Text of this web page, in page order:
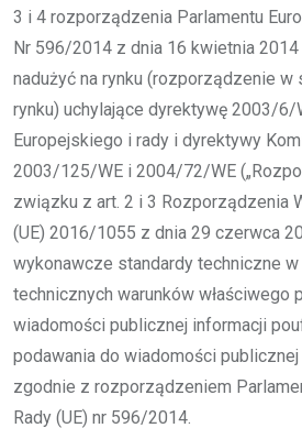
3 i 4 rozporządzenia Parlamentu
Nr 596/2014 z dnia 16 kwietnia
nadużyć na rynku (rozporządzenie w
rynku) uchylające dyrektywę 2003/6/
Europejskiego i rady i dyrektywy
2003/125/WE i 2004/72/WE
związku z art. 2 i 3 Rozporządzenia
(UE) 2016/1055 z dnia 29 czerwca
wykonawcze standardy techniczne
technicznych warunków właściwego
wiadomości publicznej informacji
podawania do wiadomości
zgodnie z rozporządzeniem
Rady (UE) nr 596/2014.